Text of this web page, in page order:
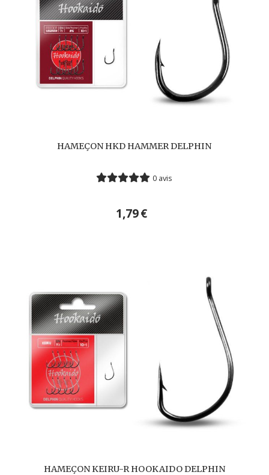
HAMEÇON HKD HAMMER DELPHIN
0 avis
1,79€
HAMEÇON KEIRU-R HOOKAIDO DELPHIN